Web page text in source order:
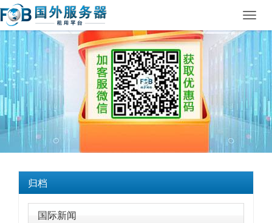
归档
国际新闻